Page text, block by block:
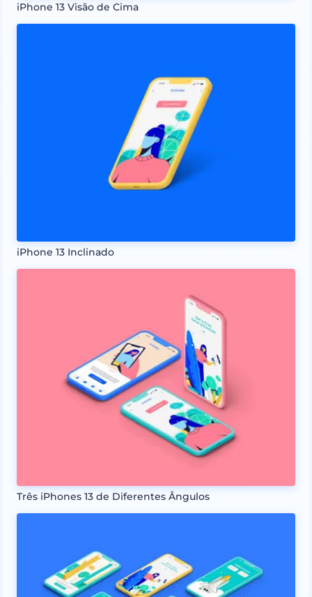
iPhone 13 Visão de Cima
iPhone 13 Inclinado
Três iPhones 13 de Diferentes Ângulos